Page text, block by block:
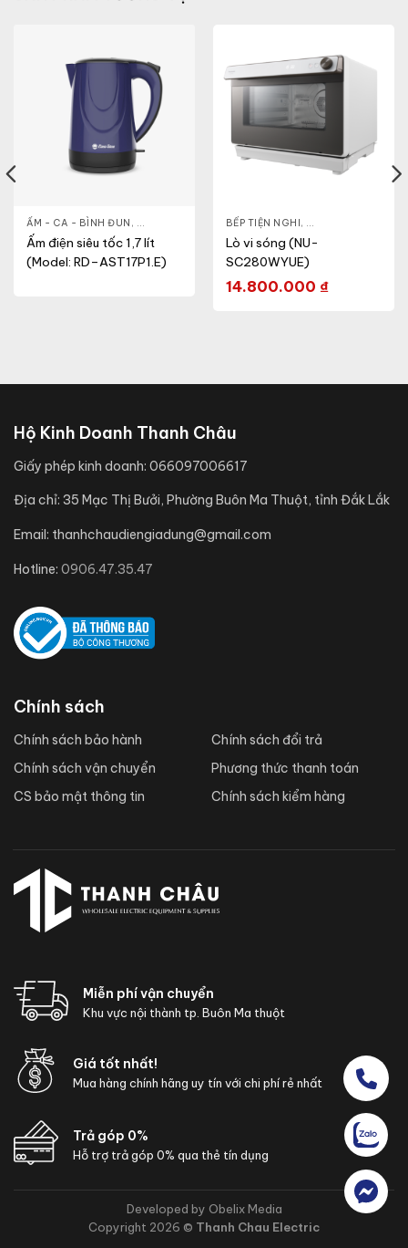
ẤM - CA - BÌNH ĐUN , GIA DỤNG KHỎE & ĐẸP,NỒI - ẤM - CA - BÌNH
Ấm điện siêu tốc 1,7 lít
(Model: RD–AST17P1.E)
BẾP TIỆN NGHI, GIA DỤNG KHỎE &
Lò vi sóng (NU-
SC280WYUE)
14.800.000 ₫
,LÒ VI SÓNG
Hộ Kinh Doanh Thanh Châu
Giấy phép kinh doanh: 066097006617
Địa chỉ: 35 Mạc Thị Bưởi, Phường Buôn Ma Thuột, tỉnh Đắk Lắk
Email: thanhchaudiengiadung@gmail.com
Hotline: 0906.47.35.47
Chính sách
Chính sách bảo hành
Chính sách vận chuyển
CS bảo mật thông tin
Chính sách đổi trả
Phương thức thanh toán
Chính sách kiểm hàng
Miễn phí vận chuyển
Khu vực nội thành tp. Buôn Ma thuột
Giá tốt nhất!
Mua hàng chính hãng uy tín với chi phí rẻ nhất
Trả góp 0%
Hỗ trợ trả góp 0% qua thẻ tín dụng
Developed by Obelix Media
Copyright 2026 © Thanh Chau Electric